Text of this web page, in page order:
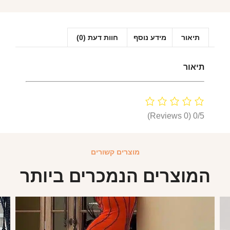
תיאור מידע נוסף חוות דעת (0)
תיאור
0/5
(0 Reviews)
מוצרים קשורים
המוצרים הנמכרים ביותר